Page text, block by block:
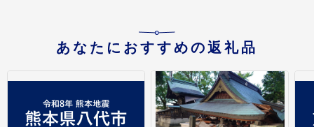
あなたにおすすめの返礼品